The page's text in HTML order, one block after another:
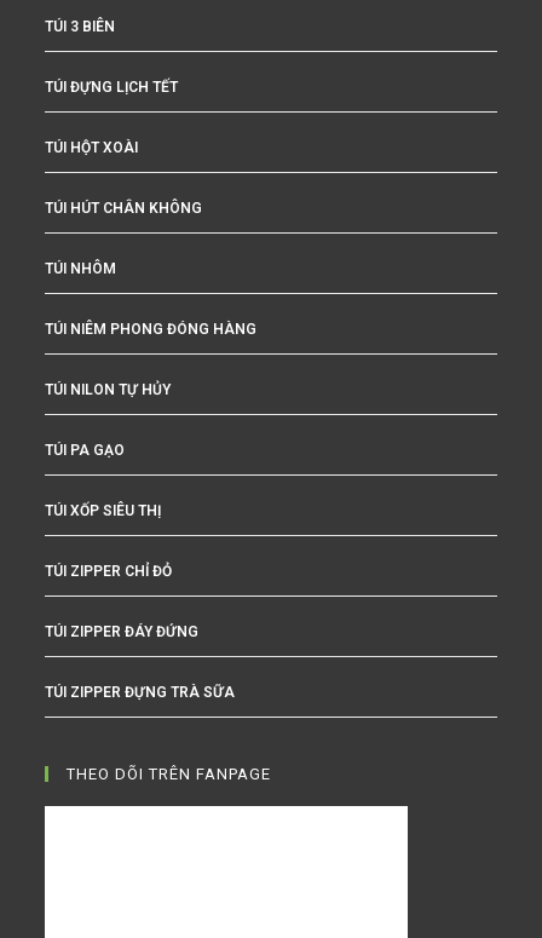
TÚI 3 BIÊN
TÚI ĐỰNG LỊCH TẾT
TÚI HỘT XOÀI
TÚI HÚT CHÂN KHÔNG
TÚI NHÔM
TÚI NIÊM PHONG ĐÓNG HÀNG
TÚI NILON TỰ HỦY
TÚI PA GẠO
TÚI XỐP SIÊU THỊ
TÚI ZIPPER CHỈ ĐỎ
TÚI ZIPPER ĐÁY ĐỨNG
TÚI ZIPPER ĐỰNG TRÀ SỮA
THEO DÕI TRÊN FANPAGE